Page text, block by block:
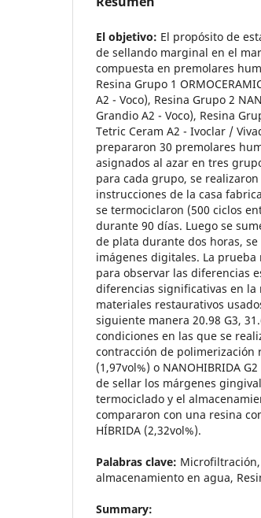
El objetivo: El propósito de
de sellando marginal en el
compuesta en premolares
Resina Grupo 1
A2 - Voco), Resina Grupo 2
Grandio A2 - Voco), Resina
Tetric Ceram A2 - Ivoclar /
prepararon 30 premolares
asignados al azar en tres
para cada grupo, se
instrucciones de la casa
se termociclaron (500 ciclos
durante 90 días. Luego se
de plata durante dos horas,
imágenes digitales. La
para observar las diferencias
diferencias significativas en
materiales restaurativos
siguiente manera 20.98 G3,
condiciones en las que se
contracción de polimerización
(1,97vol%) o NANOHIBRIDA
de sellar los márgenes
termociclado y el
compararon con una resina
HÍBRIDA (2,32vol%).
Palabras clave:
almacenamiento en agua,
Summary: